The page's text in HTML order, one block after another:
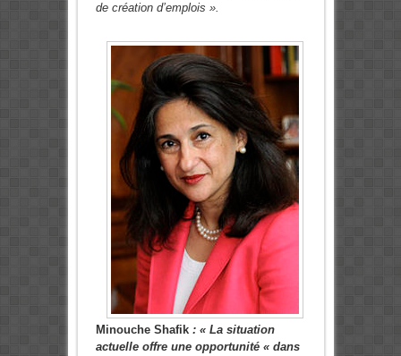
de création d’emplois ».
Minouche Shafik: « La situation
actuelle offre une opportunité « dans